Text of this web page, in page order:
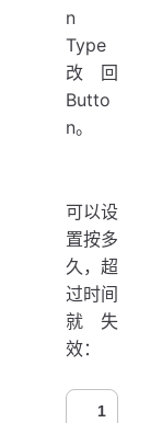
n
Type
改回
Butto
n。
可以设
置按多
久，超
过时间
就失
效：
1